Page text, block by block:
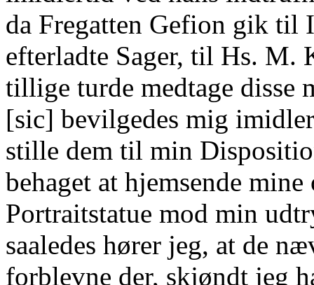
da Fregatten Gefion gik til
efterladte Sager, til Hs. M.
tillige turde medtage disse
[sic] bevilgedes mig
stille dem til min
behaget at hjemsende
Portraitstatue mod min
saaledes hører jeg, at de
forblevne der, skjøndt jeg